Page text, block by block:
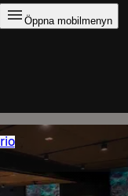
Öppna mobilmenyn